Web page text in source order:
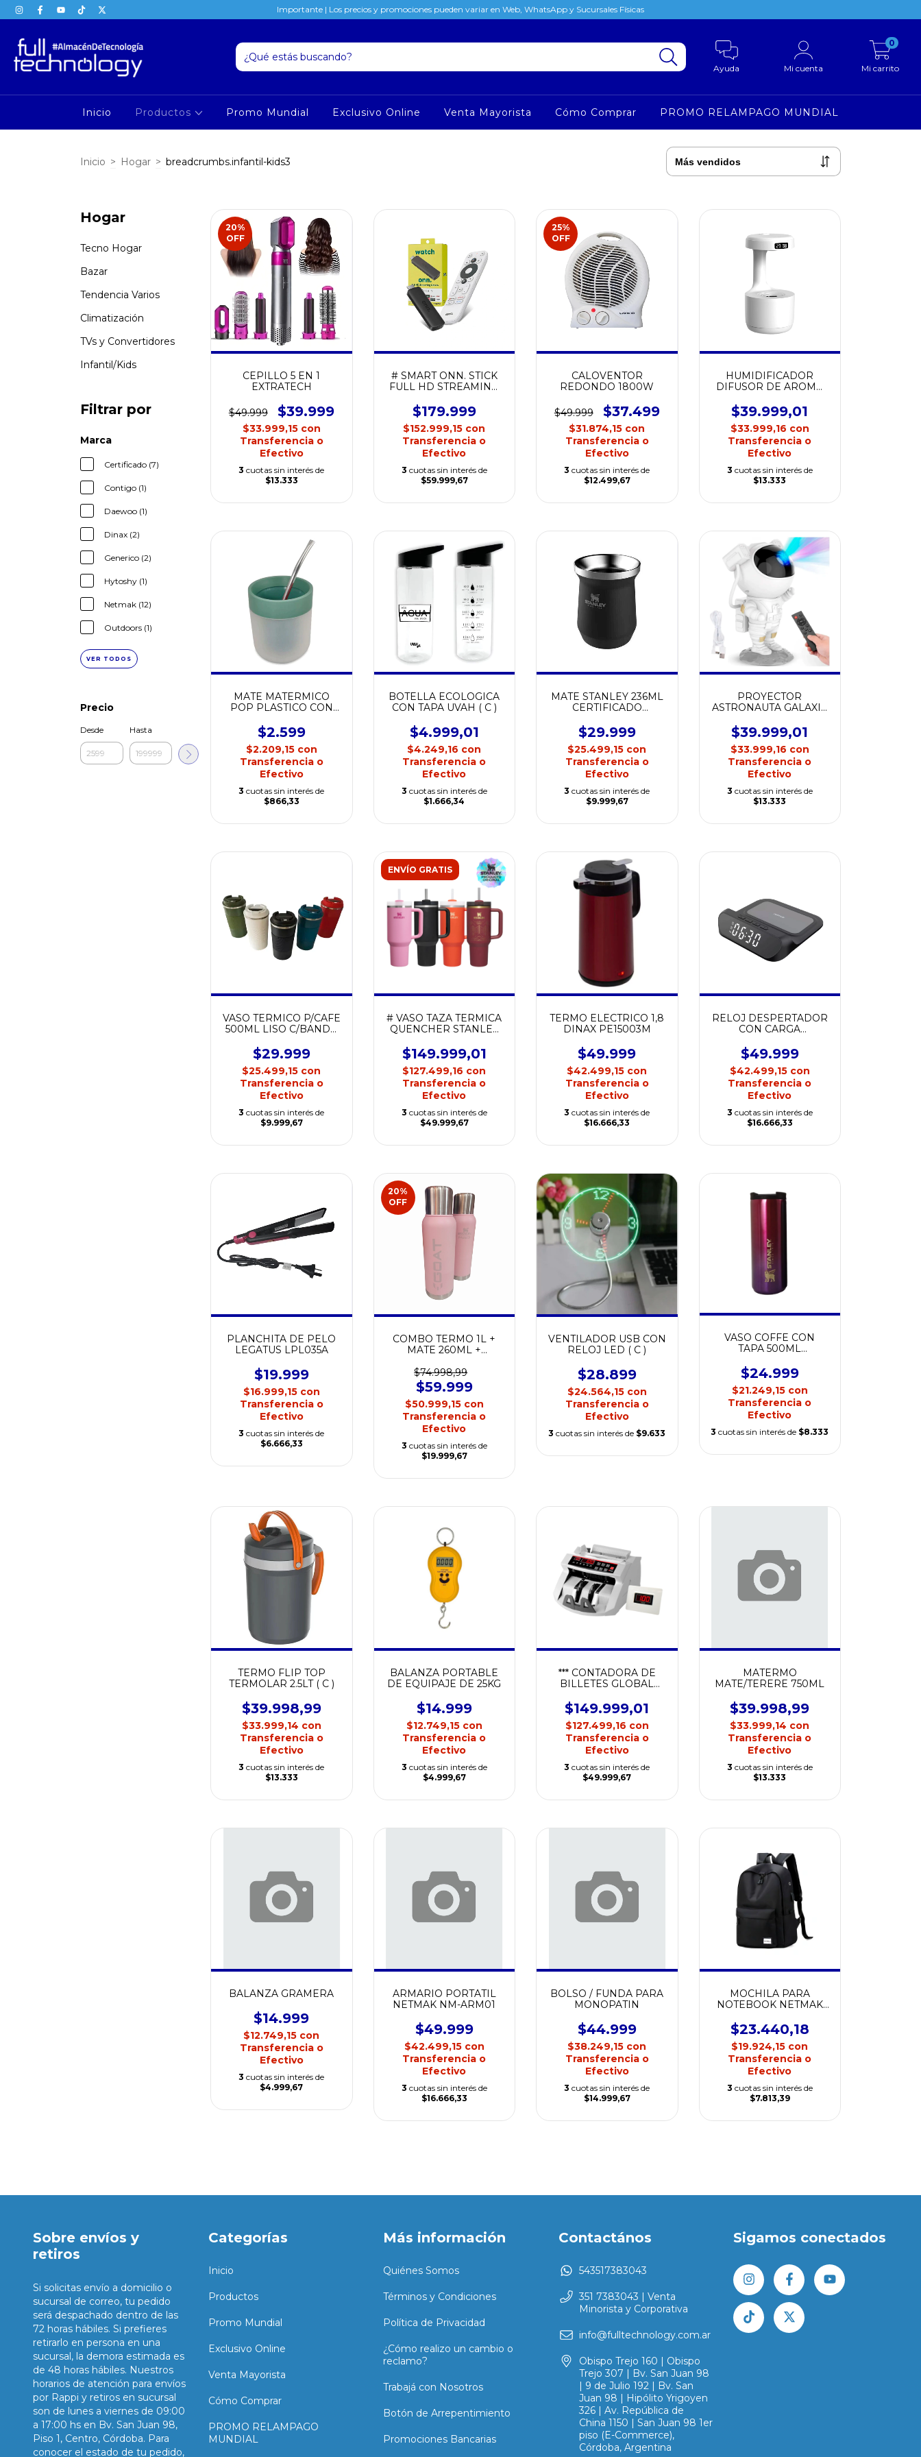
Importante | Los precios y promociones pueden variar en Web, WhatsApp y Sucursales Físicas
Ayuda Mi cuenta Mi carrito
0
Inicio Productos Promo Mundial Exclusivo Online Venta Mayorista Cómo Comprar PROMO RELAMPAGO MUNDIAL
Inicio > Hogar > breadcrumbs.infantil-kids3
Hogar
Tecno Hogar
Bazar
Tendencia Varios
Climatización
TVs y Convertidores
Infantil/Kids
Filtrar por
Marca
Certificado (7)
Contigo (1)
Daewoo (1)
Dinax (2)
Generico (2)
Hytoshy (1)
Netmak (12)
Outdoors (1)
VER TODOS
Precio
Desde Hasta
20%
OFF
CEPILLO 5 EN 1
EXTRATECH
$49.999 $39.999
$33.999,15 con
Transferencia o
Efectivo
3 cuotas sin interés de
$13.333
# SMART ONN. STICK
FULL HD STREAMING
APP TV
$179.999
$152.999,15 con
Transferencia o
Efectivo
3 cuotas sin interés de
$59.999,67
25%
OFF
CALOVENTOR
REDONDO 1800W
$49.999 $37.499
$31.874,15 con
Transferencia o
Efectivo
3 cuotas sin interés de
$12.499,67
HUMIDIFICADOR
DIFUSOR DE AROMA
$39.999,01
$33.999,16 con
Transferencia o
Efectivo
3 cuotas sin interés de
$13.333
MATE MATERMICO
POP PLASTICO CON
$2.599
$2.209,15 con
Transferencia o
Efectivo
3 cuotas sin interés de
$866,33
BOTELLA ECOLOGICA
CON TAPA UVAH ( C )
$4.999,01
$4.249,16 con
Transferencia o
Efectivo
3 cuotas sin interés de
$1.666,34
MATE STANLEY 236ML
CERTIFICADO
$29.999
$25.499,15 con
Transferencia o
Efectivo
3 cuotas sin interés de
$9.999,67
PROYECTOR
ASTRONAUTA GALAXIA
$39.999,01
$33.999,16 con
Transferencia o
Efectivo
3 cuotas sin interés de
$13.333
VASO TERMICO P/CAFE
500ML LISO C/BANDA
TEMPERATURA
$29.999
$25.499,15 con
Transferencia o
Efectivo
3 cuotas sin interés de
$9.999,67
ENVÍO GRATIS
# VASO TAZA TERMICA
QUENCHER STANLEY
$149.999,01
$127.499,16 con
Transferencia o
Efectivo
3 cuotas sin interés de
$49.999,67
TERMO ELECTRICO 1,8
DINAX PE15003M
$49.999
$42.499,15 con
Transferencia o
Efectivo
3 cuotas sin interés de
$16.666,33
RELOJ DESPERTADOR
CON CARGA
NETMAK NM-RD11
$49.999
$42.499,15 con
Transferencia o
Efectivo
3 cuotas sin interés de
$16.666,33
PLANCHITA DE PELO
LEGATUS LPL035A
$19.999
$16.999,15 con
Transferencia o
Efectivo
3 cuotas sin interés de
$6.666,33
20%
OFF
COMBO TERMO 1L +
MATE 260ML +
MESSI AAA
$74.998,99
$59.999
$50.999,15 con
Transferencia o
Efectivo
3 cuotas sin interés de
$19.999,67
VENTILADOR USB CON
RELOJ LED ( C )
$28.899
$24.564,15 con
Transferencia o
Efectivo
3 cuotas sin interés de $9.633
VASO COFFE CON
TAPA 500ML
$24.999
$21.249,15 con
Transferencia o
Efectivo
3 cuotas sin interés de $8.333
TERMO FLIP TOP
TERMOLAR 2.5LT ( C )
$39.998,99
$33.999,14 con
Transferencia o
Efectivo
3 cuotas sin interés de
$13.333
BALANZA PORTABLE
DE EQUIPAJE DE 25KG
$14.999
$12.749,15 con
Transferencia o
Efectivo
3 cuotas sin interés de
$4.999,67
*** CONTADORA DE
BILLETES GLOBAL
$149.999,01
$127.499,16 con
Transferencia o
Efectivo
3 cuotas sin interés de
$49.999,67
MATERMO
MATE/TERERE 750ML
$39.998,99
$33.999,14 con
Transferencia o
Efectivo
3 cuotas sin interés de
$13.333
BALANZA GRAMERA
$14.999
$12.749,15 con
Transferencia o
Efectivo
3 cuotas sin interés de
$4.999,67
ARMARIO PORTATIL
NETMAK NM-ARM01
$49.999
$42.499,15 con
Transferencia o
Efectivo
3 cuotas sin interés de
$16.666,33
BOLSO / FUNDA PARA
MONOPATIN
$44.999
$38.249,15 con
Transferencia o
Efectivo
3 cuotas sin interés de
$14.999,67
MOCHILA PARA
NOTEBOOK NETMAK
$23.440,18
$19.924,15 con
Transferencia o
Efectivo
3 cuotas sin interés de
$7.813,39
Sobre envíos y
retiros
Si solicitas envío a domicilio o
sucursal de correo, tu pedido
será despachado dentro de las
72 horas hábiles. Si prefieres
retirarlo en persona en una
sucursal, la demora estimada es
de 48 horas hábiles. Nuestros
horarios de atención para envíos
por Rappi y retiros en sucursal
son de lunes a viernes de 09:00
a 17:00 hs en Bv. San Juan 98,
Piso 1, Centro, Córdoba. Para
conocer el estado de tu pedido,
Categorías
Inicio
Productos
Promo Mundial
Exclusivo Online
Venta Mayorista
Cómo Comprar
PROMO RELAMPAGO
MUNDIAL
Más información
Quiénes Somos
Términos y Condiciones
Política de Privacidad
¿Cómo realizo un cambio o
reclamo?
Trabajá con Nosotros
Botón de Arrepentimiento
Promociones Bancarias
Contactános
543517383043
351 7383043 | Venta
Minorista y Corporativa
info@fulltechnology.com.ar
Obispo Trejo 160 | Obispo
Trejo 307 | Bv. San Juan 98
| 9 de Julio 192 | Bv. San
Juan 98 | Hipólito Yrigoyen
326 | Av. República de
China 1150 | San Juan 98 1er
piso (E-Commerce),
Córdoba, Argentina
Sigamos conectados